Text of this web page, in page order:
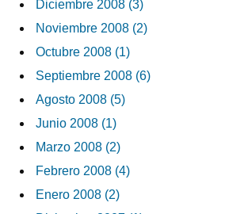
Diciembre 2008 (3)
Noviembre 2008 (2)
Octubre 2008 (1)
Septiembre 2008 (6)
Agosto 2008 (5)
Junio 2008 (1)
Marzo 2008 (2)
Febrero 2008 (4)
Enero 2008 (2)